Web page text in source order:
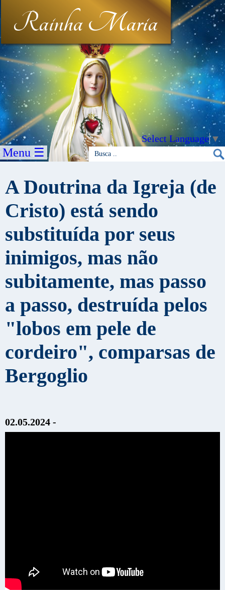
Rainha Maria
Select Language▼
Menu ☰
A Doutrina da Igreja (de
Cristo) está sendo
substituída por seus
inimigos, mas não
subitamente, mas passo
a passo, destruída pelos
"lobos em pele de
cordeiro", comparsas de
Bergoglio
02.05.2024 -